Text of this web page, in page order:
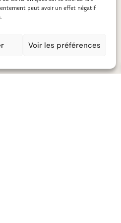
peut avoir un effet négatif
Voir les préférences